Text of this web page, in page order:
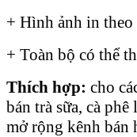
+ Hình ảnh in theo
+ Toàn bộ có thể
Thích hợp: cho
bán trà sữa, cà
mở rộng kênh bán